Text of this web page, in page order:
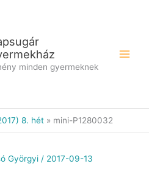
minden gyermeknek
8. hét mini-P1280032
Györgyi / 2017-09-13